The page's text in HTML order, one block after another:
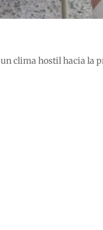
un clima hostil hacia